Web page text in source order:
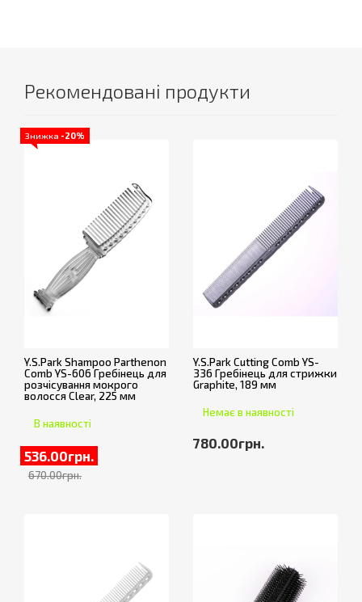
Рекомендовані продукти
Знижка -20%
Y.S.Park Shampoo Parthenon
Comb YS-606 Гребінець для
розчісування мокрого
волосся Clear, 225 мм
В наявності
536.00грн.
670.00грн.
Y.S.Park Cutting Comb YS-
336 Гребінець для стрижки
Graphite, 189 мм
Немає в наявності
780.00грн.